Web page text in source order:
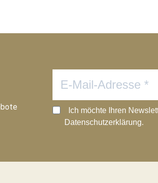
Ich möchte Ihren
Datenschutzerklärung.